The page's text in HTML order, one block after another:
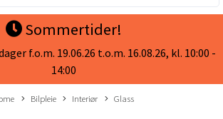
Sommertider!
f.o.m. 19.06.26 t.o.m. 16.08.26, kl. 10:00 -
14:00
Bilpleie Interiør Glass